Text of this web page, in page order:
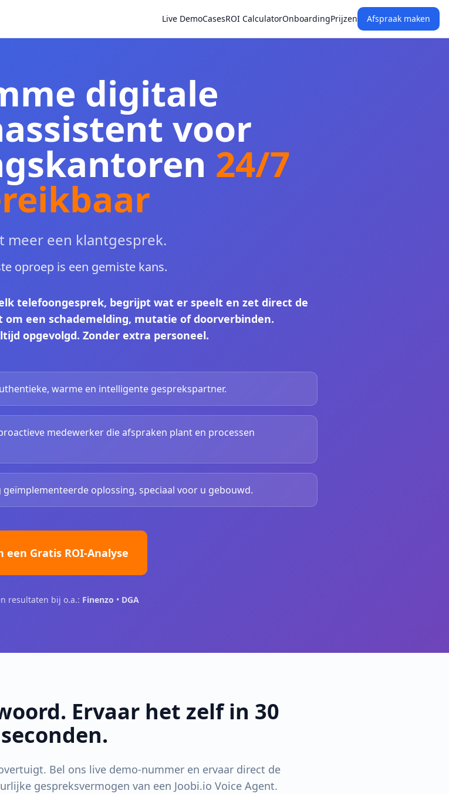
Live DemoCasesROI CalculatorOnboardingPrijzen Afspraak maken
digitale
voor
24/7
meer een klantgesprek.
oproep is een gemiste kans.
telefoongesprek, begrijpt wat er speelt en zet direct de
een schademelding, mutatie of doorverbinden.
opgevolgd. Zonder extra personeel.
warme en intelligente gesprekspartner.
medewerker die afspraken plant en processen
oplossing, speciaal voor u gebouwd.
een Gratis ROI-Analyse
resultaten bij o.a.: Finenzo • DGA
Ervaar het zelf in 30
seconden.
Bel ons live demo-nummer en ervaar direct de
gespreksvermogen van een Joobi.io Voice Agent.